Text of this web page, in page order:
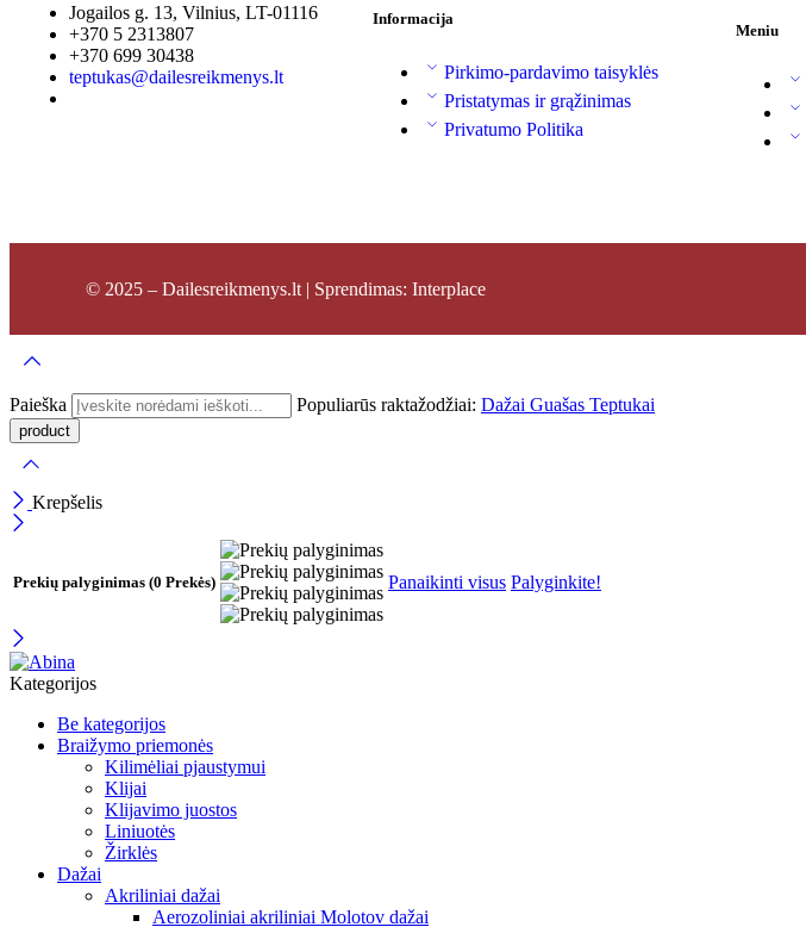
Jogailos g. 13, Vilnius, LT-01116
+370 5 2313807
+370 699 30438
teptukas@dailesreikmenys.lt
Informacija
Pirkimo-pardavimo taisyklės
Pristatymas ir grąžinimas
Privatumo Politika
Meniu
© 2025 – Dailesreikmenys.lt | Sprendimas: Interplace
Paieška Populiarūs raktažodžiai: Dažai Guašas Teptukai
Krepšelis
Prekių palyginimas (0 Prekės) Panaikinti visus Palyginkite!
Kategorijos
Be kategorijos
Braižymo priemonės
Kilimėliai pjaustymui
Klijai
Klijavimo juostos
Liniuotės
Žirklės
Dažai
Akriliniai dažai
Aerozoliniai akriliniai Molotov dažai